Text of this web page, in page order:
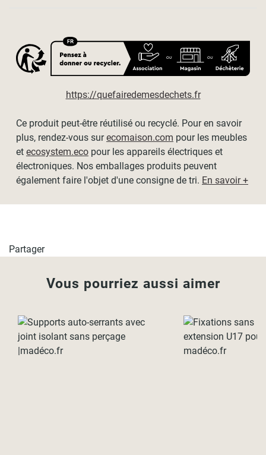
Vendu par lot de 6 crochets, à visser.
https://quefairedemesdechets.fr
Ce produit peut-être réutilisé ou recyclé. Pour en savoir
plus, rendez-vous surecomaison.com pour les meubles
et ecosystem.eco pour les appareils électriques et
électroniques. Nos emballages produits peuvent
également faire l'objet d'une consigne de tri. En savoir +
Partager
Vous pourriez aussi aimer